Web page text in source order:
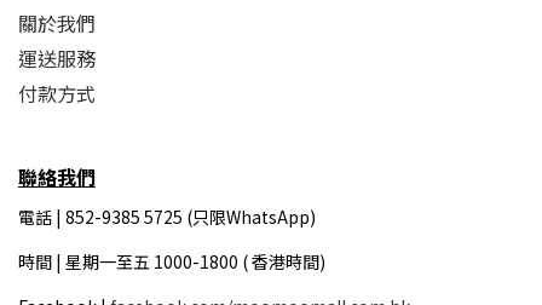
關於我們
運送服務
付款方式
聯絡我們
電話 | 852-9385 5725 (只限WhatsApp)
時間 | 星期一至五 1000-1800 ( 香港時間)